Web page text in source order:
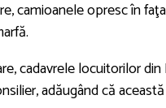
camioanele opresc în
cadavrele locuitorilor
adăugând că